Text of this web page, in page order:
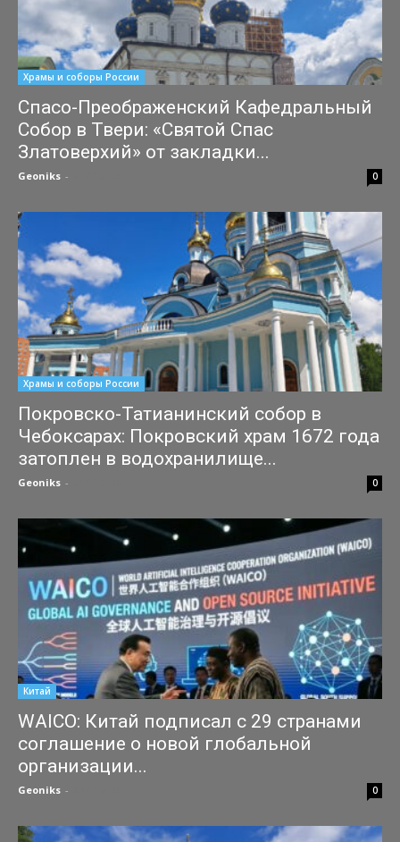
Храмы и соборы России
Спасо-Преображенский Кафедральный
Собор в Твери: «Святой Спас
Златоверхий» от закладки...
Geoniks - 0
Храмы и соборы России
Покровско-Татианинский собор в
Чебоксарах: Покровский храм 1672 года
затоплен в водохранилище...
Geoniks - 0
Китай
WAICO: Китай подписал с 29 странами
соглашение о новой глобальной
организации...
Geoniks - 0